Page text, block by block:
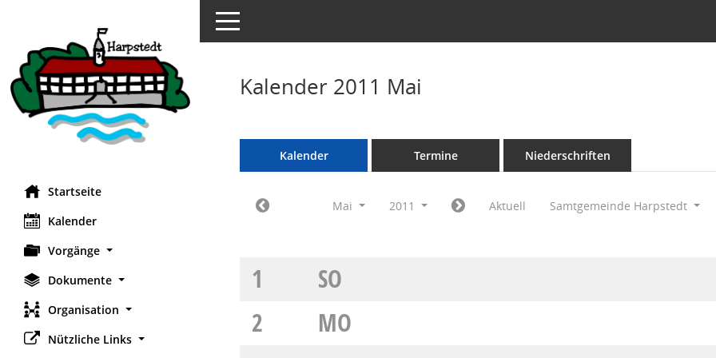
Startseite
Kalender
Vorgänge
Dokumente
Organisation
Nützliche Links
Toggle navigation
Kalender 2011 Mai
Kalender Termine Niederschriften
Mai 2011 Aktuell Samtgemeinde Harpstedt
1
SO
2
MO